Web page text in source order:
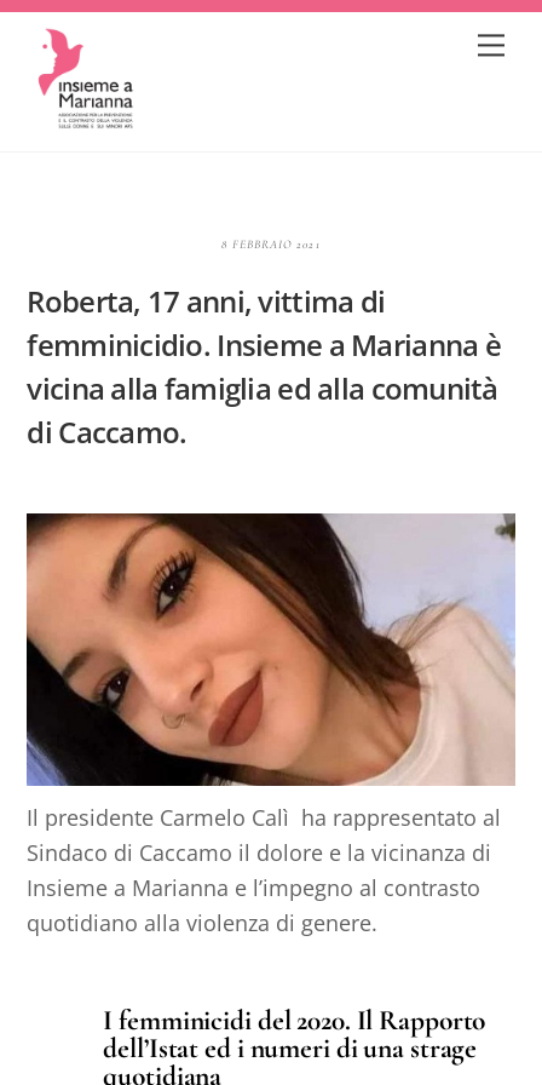
Skip
content
8 FEBBRAIO 2021
Roberta, 17 anni, vittima di
femminicidio. Insieme a Marianna è
vicina alla famiglia ed alla comunità
di Caccamo.
Il presidente Carmelo Calì ha rappresentato al
Sindaco di Caccamo il dolore e la vicinanza di
Insieme a Marianna e l’impegno al contrasto
quotidiano alla violenza di genere.
I femminicidi del 2020. Il Rapporto
dell’Istat ed i numeri di una strage
quotidiana